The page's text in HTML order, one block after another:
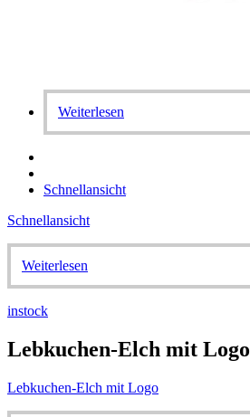
Weiterlesen
Schnellansicht
Schnellansicht
Weiterlesen
instock
Lebkuchen-Elch mit Logo
Lebkuchen-Elch mit Logo